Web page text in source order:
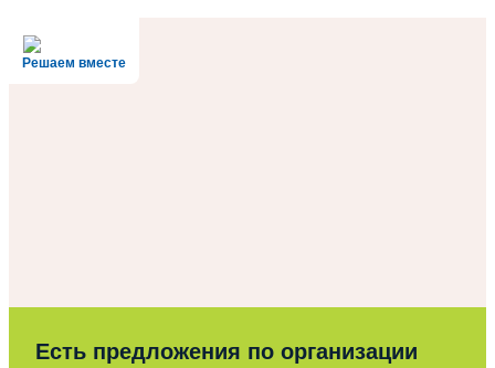
Решаем вместе
Есть предложения по организации